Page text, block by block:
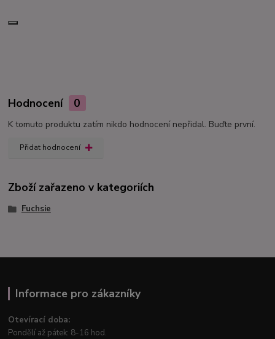
Hodnocení 0
K tomuto produktu zatím nikdo hodnocení nepřidal. Buďte první.
Přidat hodnocení
Zboží zařazeno v kategoriích
Fuchsie
Informace pro zákazníky
Otevírací doba:
Pondělí až pátek: 8-16 hod.